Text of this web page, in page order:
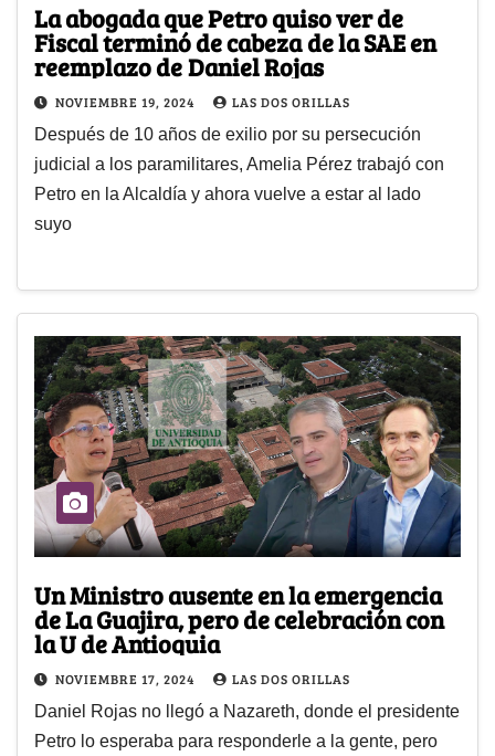
La abogada que Petro quiso ver de
Fiscal terminó de cabeza de la SAE en
reemplazo de Daniel Rojas
NOVIEMBRE 19, 2024 LAS DOS ORILLAS
Después de 10 años de exilio por su persecución
judicial a los paramilitares, Amelia Pérez trabajó con
Petro en la Alcaldía y ahora vuelve a estar al lado
suyo
Un Ministro ausente en la emergencia
de La Guajira, pero de celebración con
la U de Antioquia
NOVIEMBRE 17, 2024 LAS DOS ORILLAS
Daniel Rojas no llegó a Nazareth, donde el presidente
Petro lo esperaba para responderle a la gente, pero